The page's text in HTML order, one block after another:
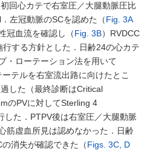
回心カテで右室圧／大腿動脈圧比
左冠動脈のSCを認めた（Fig. 3A
冠血流を確認し（Fig. 3B）RVDCC
する方針とした．日齢24の心カテ
・ローテーション法を用いて
テルを右室流出路に向けたとこ
した（最終診断はCritical
のPVに対してSterling 4
した．PTPV後は右室圧／大腿動脈
筋虚血所見は認めなかった．日齢
消失が確認できた（Figs. 3C, D